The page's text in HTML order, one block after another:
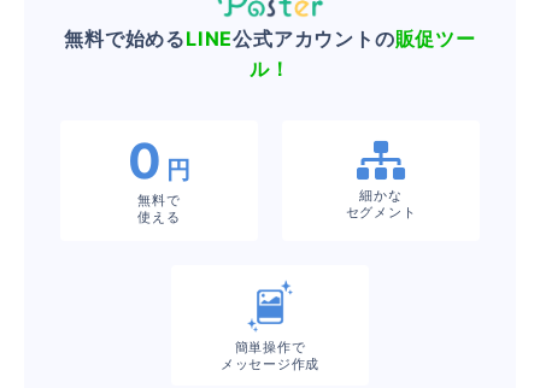
無料で始めるLINE公式アカウントの販促ツー
ル！
0 円
無料で
使える
細かな
セグメント
簡単操作で
メッセージ作成